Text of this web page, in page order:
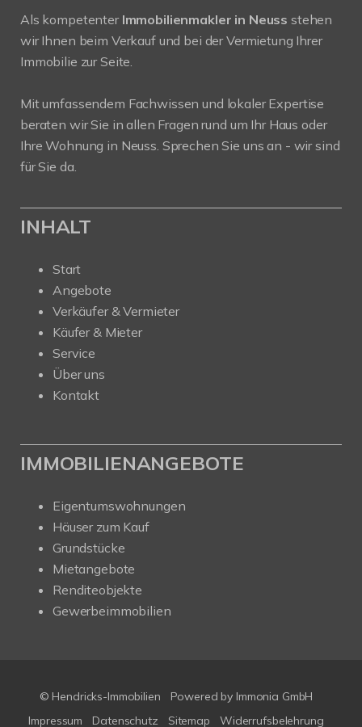
Als kompetenter Immobilienmakler in Neuss stehen
wir Ihnen beim Verkauf und bei der Vermietung Ihrer
Immobilie zur Seite.
Mit umfassendem Fachwissen und lokaler Expertise
beraten wir Sie in allen Fragen rund um Ihr Haus oder
Ihre Wohnung in Neuss. Sprechen Sie uns an - wir sind
für Sie da.
INHALT
Start
Angebote
Verkäufer & Vermieter
Käufer & Mieter
Service
Über uns
Kontakt
IMMOBILIENANGEBOTE
Eigentumswohnungen
Häuser zum Kauf
Grundstücke
Mietangebote
Renditeobjekte
Gewerbeimmobilien
© Hendricks-Immobilien
Powered by Immonia GmbH
Impressum
Datenschutz Sitemap Widerrufsbelehrung